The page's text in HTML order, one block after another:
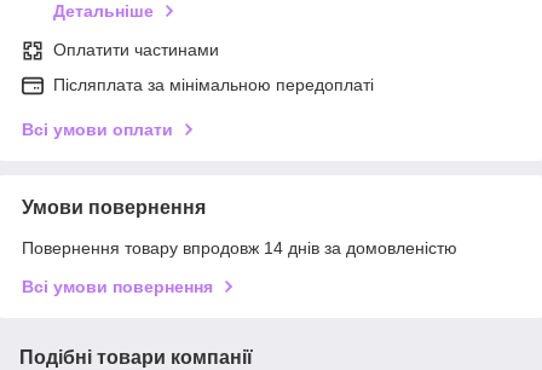
Детальніше
Оплатити частинами
Післяплата за мінімальною передоплаті
Всі умови оплати
Умови повернення
Повернення товару впродовж 14 днів за домовленістю
Всі умови повернення
Подібні товари компанії